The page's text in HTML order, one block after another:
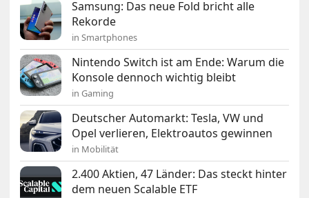
Samsung: Das neue Fold bricht alle
Rekorde
in Smartphones
Nintendo Switch ist am Ende: Warum die
Konsole dennoch wichtig bleibt
in Gaming
Deutscher Automarkt: Tesla, VW und
Opel verlieren, Elektroautos gewinnen
in Mobilität
2.400 Aktien, 47 Länder: Das steckt hinter
dem neuen Scalable ETF